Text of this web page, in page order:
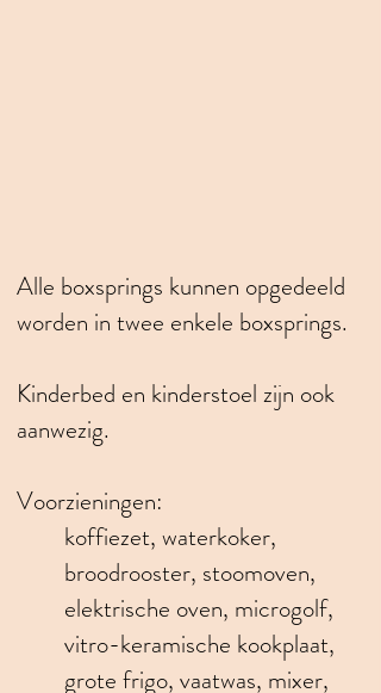
Alle boxsprings kunnen opgedeeld
worden in twee enkele boxsprings.
Kinderbed en kinderstoel zijn ook
aanwezig.
Voorzieningen:
koffiezet, waterkoker,
broodrooster, stoomoven,
elektrische oven, microgolf,
vitro-keramische kookplaat,
grote frigo, vaatwas, mixer,